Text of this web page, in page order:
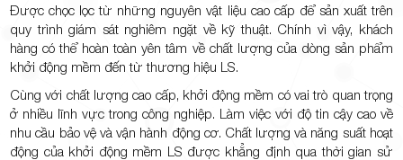
Được chọc lọc từ những nguyên vật liệu cao cấp để sản xuất trên
quy trình giám sát nghiêm ngặt về kỹ thuật. Chính vì vậy, khách
hàng có thể hoàn toàn yên tâm về chất lượng của dòng sản phẩm
khởi động mềm đến từ thương hiệu LS.
Cùng với chất lượng cao cấp, khởi động mềm có vai trò quan trọng
ở nhiều lĩnh vực trong công nghiệp. Làm việc với độ tin cậy cao về
nhu cầu bảo vệ và vận hành động cơ. Chất lượng và năng suất hoạt
động của khởi động mềm LS được khẳng định qua thời gian sử